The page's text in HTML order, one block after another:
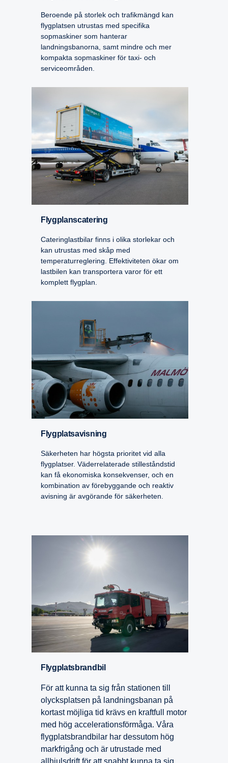
Beroende på storlek och trafikmängd kan
flygplatsen utrustas med specifika
sopmaskiner som hanterar
landningsbanorna, samt mindre och mer
kompakta sopmaskiner för taxi- och
serviceområden.
Flygplansca­te­ring
Cateringlastbilar finns i olika storlekar och
kan utrustas med skåp med
temperaturreglering. Effektiviteten ökar om
lastbilen kan transportera varor för ett
komplett flygplan.
Flygplatsa­vis­ning
Säkerheten har högsta prioritet vid alla
flygplatser. Väderrelaterade stilleståndstid
kan få ekonomiska konsekvenser, och en
kombination av förebyggande och reaktiv
avisning är avgörande för säkerheten.
Flygplats­brandbil
För att kunna ta sig från stationen till
olycksplatsen på landningsbanan på
kortast möjliga tid krävs en kraftfull motor
med hög accelerationsförmåga. Våra
flygplatsbrandbilar har dessutom hög
markfrigång och är utrustade med